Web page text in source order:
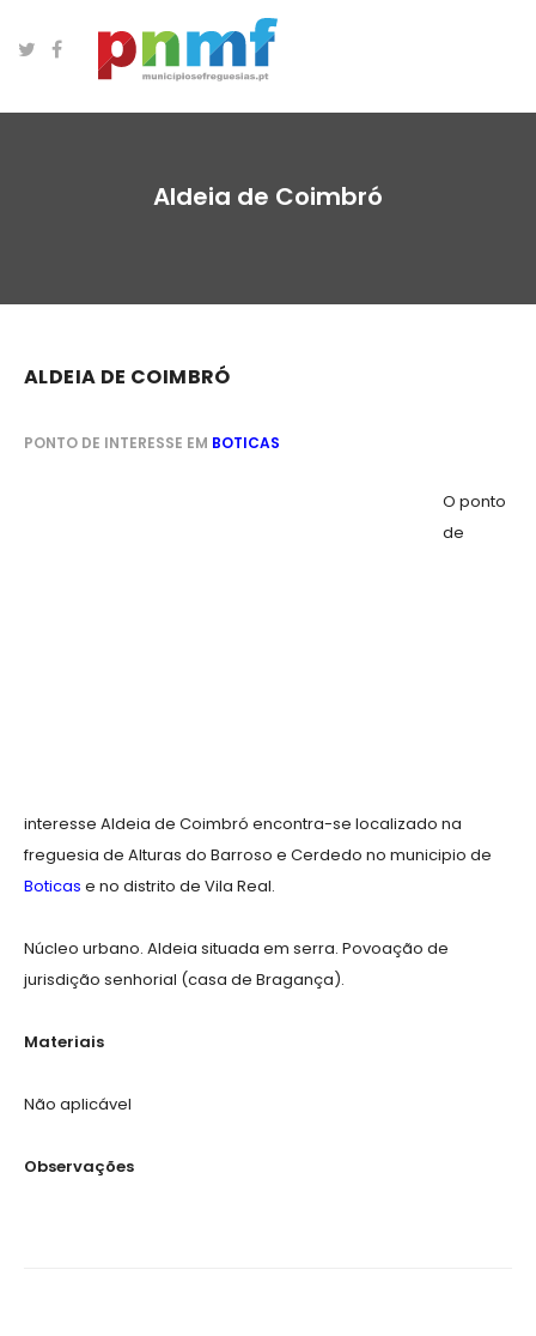
Aldeia de Coimbró
ALDEIA DE COIMBRÓ
PONTO DE INTERESSE EM BOTICAS
O ponto
de
interesse Aldeia de Coimbró encontra-se localizado na
freguesia de Alturas do Barroso e Cerdedo no municipio de
Boticas e no distrito de Vila Real.
Núcleo urbano. Aldeia situada em serra. Povoação de
jurisdição senhorial (casa de Bragança).
Materiais
Não aplicável
Observações